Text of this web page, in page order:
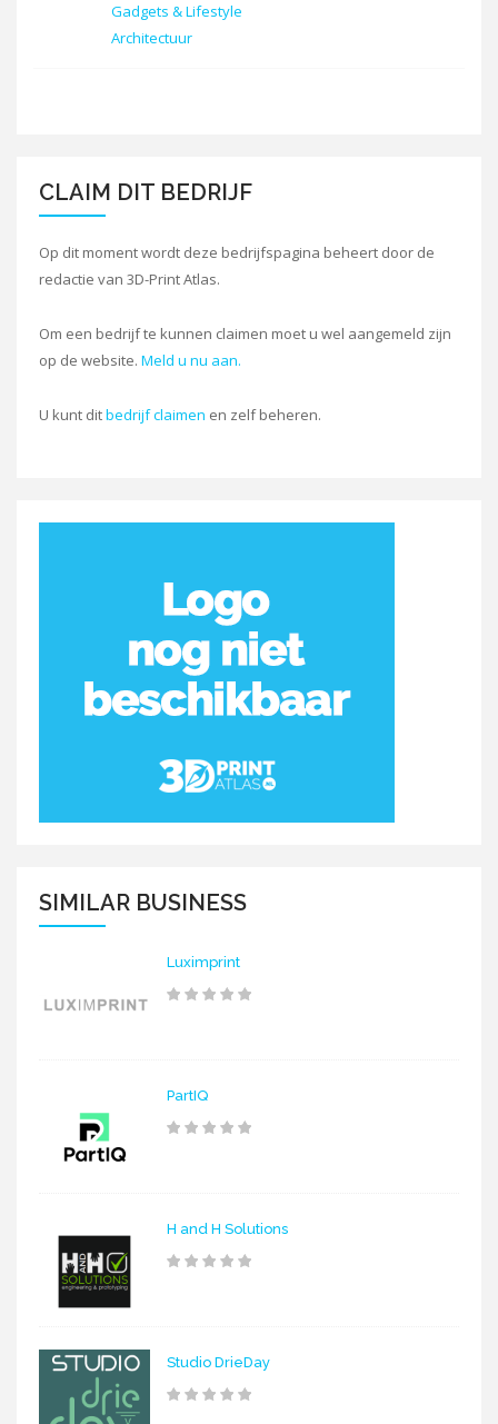
Gadgets & Lifestyle
Architectuur
CLAIM DIT BEDRIJF
Op dit moment wordt deze bedrijfspagina beheert door de
redactie van 3D-Print Atlas.
Om een bedrijf te kunnen claimen moet u wel aangemeld zijn
op de website. Meld u nu aan.
U kunt ditbedrijf claimen en zelf beheren.
SIMILAR BUSINESS
Luximprint
PartIQ
H and H Solutions
Studio DrieDay